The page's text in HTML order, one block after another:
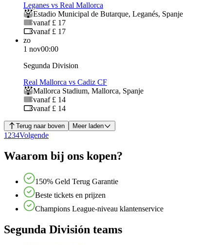
Leganes vs Real Mallorca
Estadio Municipal de Butarque, Leganés, Spanje
vanaf £ 17
vanaf £ 17
zo
1 nov00:00
Segunda Division
Real Mallorca vs Cadiz CF
Mallorca Stadium, Mallorca, Spanje
vanaf £ 14
vanaf £ 14
Terug naar boven Meer laden
1 234Volgende
Waarom bij ons kopen?
150% Geld Terug Garantie
Beste tickets en prijzen
Champions League-niveau klantenservice
Segunda División teams